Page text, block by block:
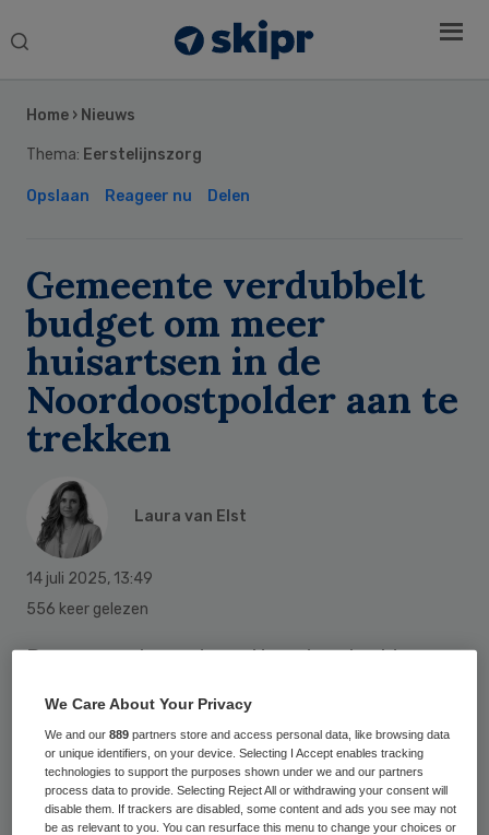
Search
Home › Nieuws
Thema: Eerstelijnszorg
Opslaan Reageer nu Delen
Gemeente verdubbelt
budget om meer
huisartsen in de
Noordoostpolder aan te
trekken
Laura van Elst
14 juli 2025, 13:49
556 keer gelezen
De gemeenteraad van Noordoostpolder
Polderdokter. Met het geld wil de gemeente
nieuwe huisartsen naar Noordelijk Flevoland
lokken. DatmeldtOmroep Flevoland.
Sidebar
We Care About Your Privacy
We and our889 partners store and access personal data, like browsing data
or unique identifiers, on your device. Selecting I Accept enables tracking
technologies to support the purposes shown under we and our partners
process data to provide. Selecting Reject All or withdrawing your consent will
disable them. If trackers are disabled, some content and ads you see may not
be as relevant to you. You can resurface this menu to change your choices or